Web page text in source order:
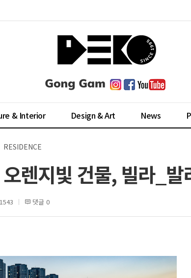
& Interior Design & Art News
RESIDENCE
렌지빛 건물, 빌라_발
댓글 0